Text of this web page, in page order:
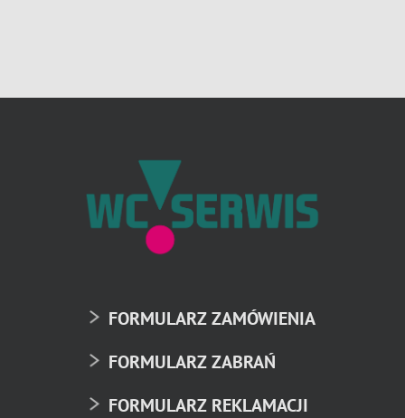
FORMULARZ ZAMÓWIENIA
FORMULARZ ZABRAŃ
FORMULARZ REKLAMACJI